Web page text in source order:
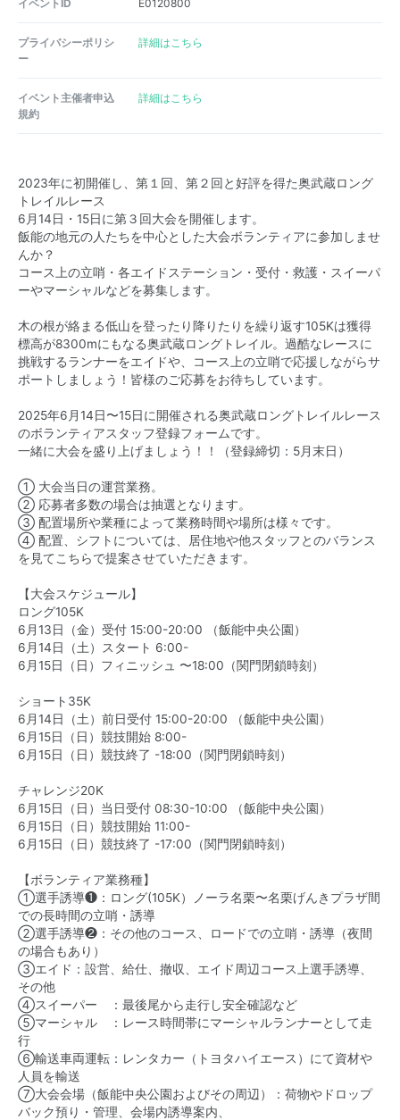
イベントID E0120800
プライバシーポリシ
ー
詳細はこちら
イベント主催者申込
規約
詳細はこちら
2023年に初開催し、第１回、第２回と好評を得た奥武蔵ロング
トレイルレース
6月14日・15日に第３回大会を開催します。
飯能の地元の人たちを中心とした大会ボランティアに参加しませ
んか？
コース上の立哨・各エイドステーション・受付・救護・スイーパ
ーやマーシャルなどを募集します。
木の根が絡まる低山を登ったり降りたりを繰り返す105Kは獲得
標高が8300mにもなる奥武蔵ロングトレイル。過酷なレースに
挑戦するランナーをエイドや、コース上の立哨で応援しながらサ
ポートしましょう！皆様のご応募をお待ちしています。
2025年6月14日〜15日に開催される奥武蔵ロングトレイルレース
のボランティアスタッフ登録フォームです。
一緒に大会を盛り上げましょう！！（登録締切：5月末日）
① 大会当日の運営業務。
② 応募者多数の場合は抽選となります。
③ 配置場所や業種によって業務時間や場所は様々です。
④ 配置、シフトについては、居住地や他スタッフとのバランス
を見てこちらで提案させていただきます。
【大会スケジュール】
ロング105K
6月13日（金）受付 15:00-20:00 （飯能中央公園）
6月14日（土）スタート 6:00-
6月15日（日）フィニッシュ 〜18:00（関門閉鎖時刻）
ショート35K
6月14日（土）前日受付 15:00-20:00 （飯能中央公園）
6月15日（日）競技開始 8:00-
6月15日（日）競技終了 -18:00（関門閉鎖時刻）
チャレンジ20K
6月15日（日）当日受付 08:30-10:00 （飯能中央公園）
6月15日（日）競技開始 11:00-
6月15日（日）競技終了 -17:00（関門閉鎖時刻）
【ボランティア業務種】
①選手誘導❶：ロング(105K）ノーラ名栗〜名栗げんきプラザ間
での長時間の立哨・誘導
②選手誘導❷：その他のコース、ロードでの立哨・誘導（夜間
の場合もあり）
③エイド：設営、給仕、撤収、エイド周辺コース上選手誘導、
その他
④スイーパー ：最後尾から走行し安全確認など
⑤マーシャル ：レース時間帯にマーシャルランナーとして走
行
⑥輸送車両運転：レンタカー（トヨタハイエース）にて資材や
人員を輸送
⑦大会会場（飯能中央公園およびその周辺）：荷物やドロップ
バック預り・管理、会場内誘導案内、